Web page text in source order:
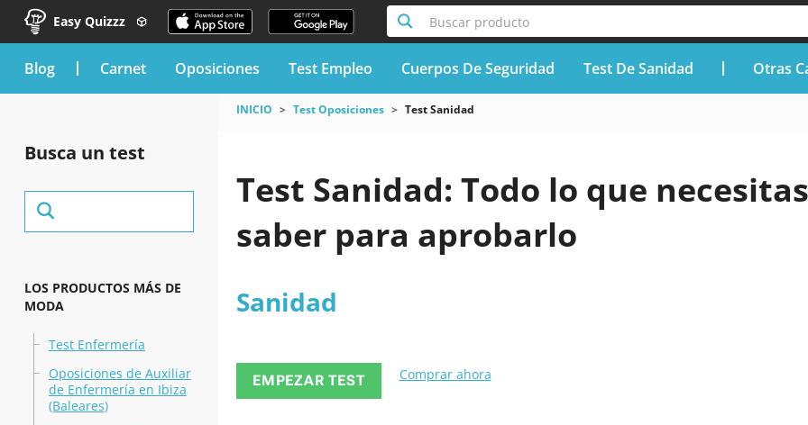
Easy Quizzz Buscar producto
blog Carnet Oposiciones Test Empleo Cuerpos De Seguridad Test De Sanidad Otras
Busca un test
LOS PRODUCTOS MÁS DE
MODA
Test Enfermería
Oposiciones de Auxiliar
de Enfermería en Ibiza
(Baleares)
INICIO Test Oposiciones Test Sanidad
Test Sanidad: Todo lo que necesitas
saber para aprobarlo
Sanidad
EMPEZAR TEST Comprar ahora